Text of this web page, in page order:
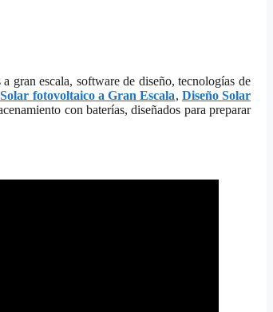
gran escala, software de diseño, tecnologías de
fotovoltaico a Gran Escala, Diseño Solar
con baterías, diseñados para preparar